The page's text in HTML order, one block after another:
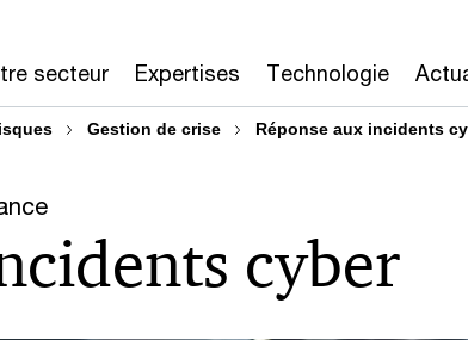
secteur Expertises Technologie
Gestion de crise Réponse aux incidents
cyber